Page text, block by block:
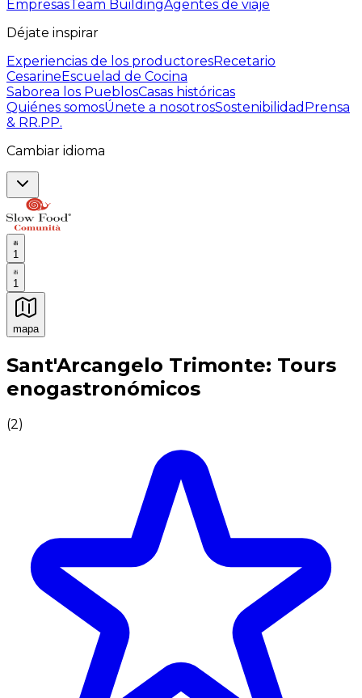
Empresas Team BuildingAgentes de viaje
Déjate inspirar
Experiencias de los productoresRecetario
CesarineEscuelad de Cocina
Saborea los PueblosCasas históricas
Quiénes somosÚnete a nosotrosSostenibilidad Prensa
& RR.PP.
Cambiar idioma
1
1
mapa
Experiencias culinarias inolvidables: Experiencias
Sant'Arcangelo Trimonte: Tours
enogastronómicos
(2)